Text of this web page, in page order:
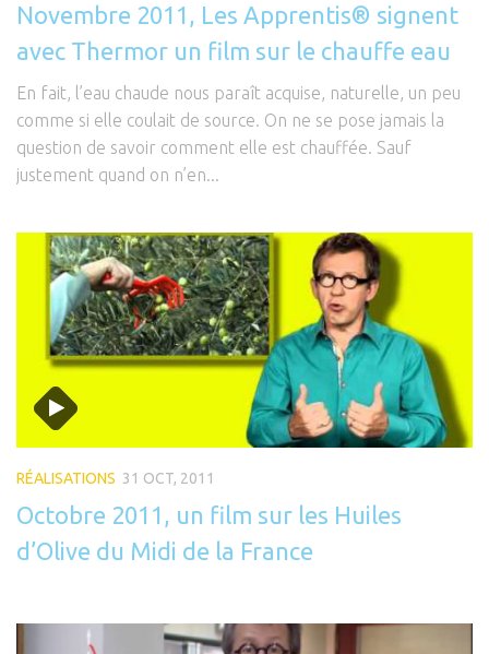
Novembre 2011, Les Apprentis® signent
avec Thermor un film sur le chauffe eau
En fait, l’eau chaude nous paraît acquise, naturelle, un peu
comme si elle coulait de source. On ne se pose jamais la
question de savoir comment elle est chauffée. Sauf
justement quand on n’en...
RÉALISATIONS 31 OCT, 2011
Octobre 2011, un film sur les Huiles
d’Olive du Midi de la France